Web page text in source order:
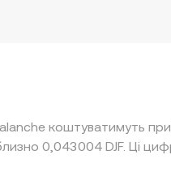
коштуватимуть
0,043004 DJF. Ці